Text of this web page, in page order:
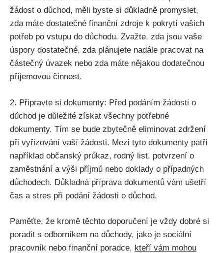
žádost o důchod, měli byste si důkladně promyslet,
zda máte dostatečné finanční zdroje k pokrytí vašich
potřeb po vstupu do důchodu. Zvažte, zda jsou vaše
úspory dostatečné, zda plánujete nadále pracovat na
částečný úvazek nebo zda máte nějakou dodatečnou
příjemovou činnost.
2. Připravte si dokumenty: Před podáním žádosti o
důchod je důležité získat všechny potřebné
dokumenty. Tím se bude zbytečně eliminovat zdržení
při vyřizování vaší žádosti. Mezi tyto dokumenty patří
například občanský průkaz, rodný list, potvrzení o
zaměstnání a výši příjmů nebo doklady o případných
důchodech. Důkladná příprava dokumentů vám ušetří
čas a stres při podání žádosti o důchod.
Paměťte, že kromě těchto doporučení je vždy dobré si
poradit s odborníkem na důchody, jako je sociální
pracovník nebo finanční poradce, kteří vám mohou